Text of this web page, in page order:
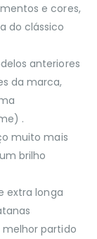
e cores,
do clássico
anteriores
da marca,
.
muito mais
brilho
extra longa
partido